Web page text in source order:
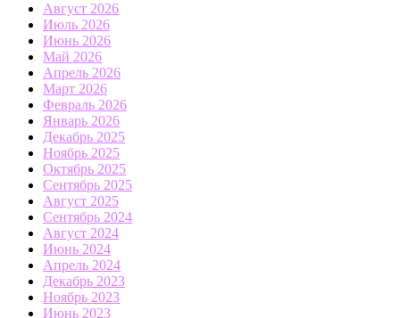
Август 2026
Июль 2026
Июнь 2026
Май 2026
Апрель 2026
Март 2026
Февраль 2026
Январь 2026
Декабрь 2025
Ноябрь 2025
Октябрь 2025
Сентябрь 2025
Август 2025
Сентябрь 2024
Август 2024
Июнь 2024
Апрель 2024
Декабрь 2023
Ноябрь 2023
Июнь 2023